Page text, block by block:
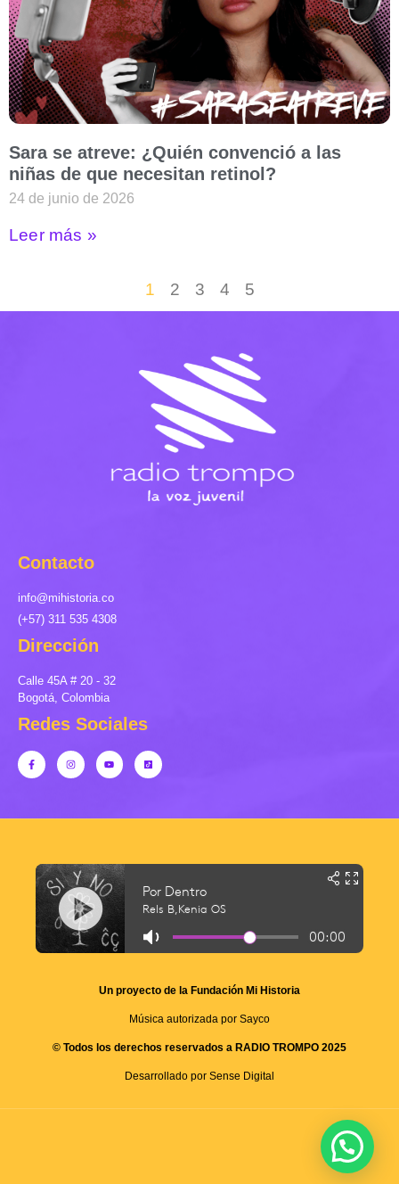
Sara se atreve: ¿Quién convenció a las
niñas de que necesitan retinol?
24 de junio de 2026
Leer más »
1 2 3 4 5
Contacto
info@mihistoria.co
(+57) 311 535 4308
Dirección
Calle 45A # 20 - 32
Bogotá, Colombia
Redes Sociales
Un proyecto de la Fundación Mi Historia
Música autorizada por Sayco
© Todos los derechos reservados a RADIO TROMPO 2025
Desarrollado por Sense Digital